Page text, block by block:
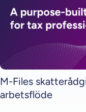
M-Files
arbetsflöde